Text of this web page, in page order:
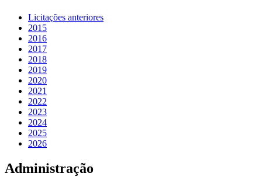
Licitações anteriores
2015
2016
2017
2018
2019
2020
2021
2022
2023
2024
2025
2026
Administração